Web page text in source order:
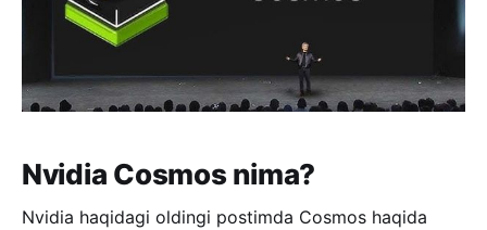
Nvidia Cosmos nima?
Nvidia haqidagi oldingi postimda Cosmos haqida